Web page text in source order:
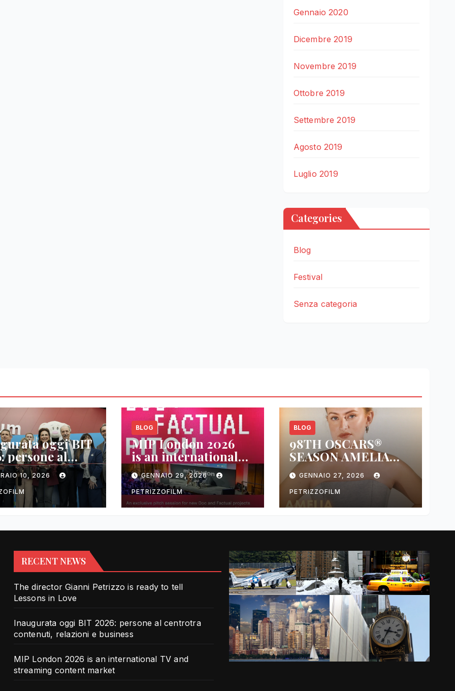
Gennaio 2020
Dicembre 2019
Novembre 2019
Ottobre 2019
Settembre 2019
Agosto 2019
Luglio 2019
Categories
Blog
Festival
Senza categoria
oggi BIT
persone al
contenuti,
e business
10, 2026
BLOG
MIP London 2026
is an international
TV and streaming
content market
GENNAIO 29, 2026
PETRIZZOFILM
BLOG
98TH OSCARS®
SEASON AMELIA
DIMOLDENBERG
RETURNS FOR
THIRD YEAR
GENNAIO 27, 2026
PETRIZZOFILM
RECENT NEWS
The director Gianni Petrizzo is ready to tell
Lessons in Love
Inaugurata oggi BIT 2026: persone al centrotra
contenuti, relazioni e business
MIP London 2026 is an international TV and
streaming content market